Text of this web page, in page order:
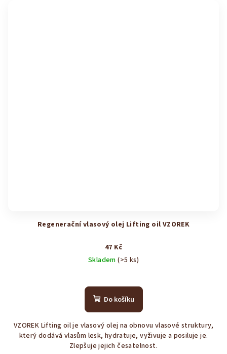
Regenerační vlasový olej Lifting oil VZOREK
47 Kč
Skladem(>5 ks)
hodnocení
produktu
z
5
hvězdiček.
Do košíku
VZOREK Lifting oil je vlasový olej na obnovu vlasové struktury,
který dodává vlasům lesk, hydratuje, vyživuje a posiluje je.
Zlepšuje jejich česatelnost.